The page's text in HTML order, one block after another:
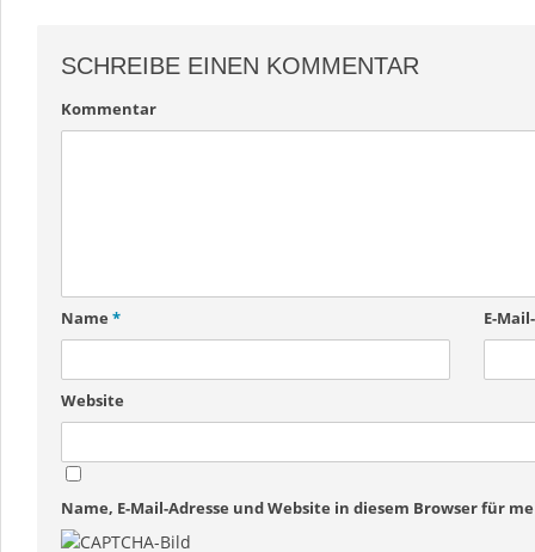
SCHREIBE EINEN KOMMENTAR
Kommentar
Name * E-
Website
Name, E-Mail-Adresse und Website in diesem Browser für